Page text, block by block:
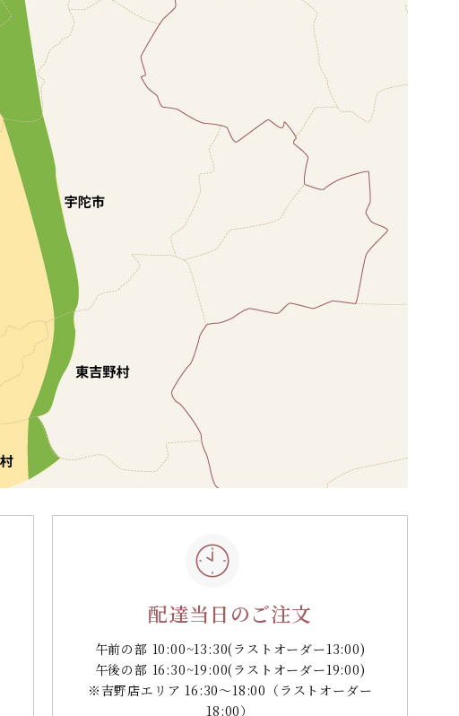
配達当日のご注文
午前の部 10:00~13:30(ラストオーダー13:00)
午後の部 16:30~19:00(ラストオーダー19:00)
※吉野店エリア 16:30～18:00（ラストオーダー
18:00）